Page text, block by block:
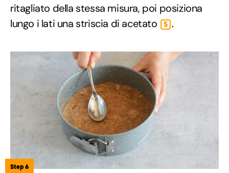
ritagliato della stessa misura, poi posiziona
lungo i lati una striscia di acetato
5 .
Step 6